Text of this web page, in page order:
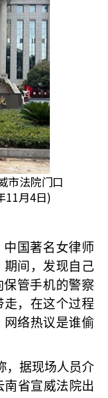
市法院门口
11月4日)
中国著名女律师
间，发现自己
保管手机的警察
，在这个过程
络热议是谁偷
，据现场人员介
南省宣威法院出